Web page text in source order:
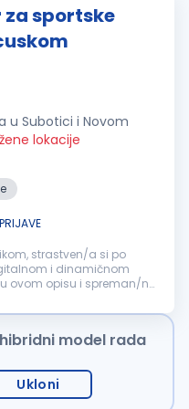
sportske
u Subotici i Novom
lokacije
strastven/a si po
i dinamičnom
ovom opisu i spreman/na
model rada
Ukloni